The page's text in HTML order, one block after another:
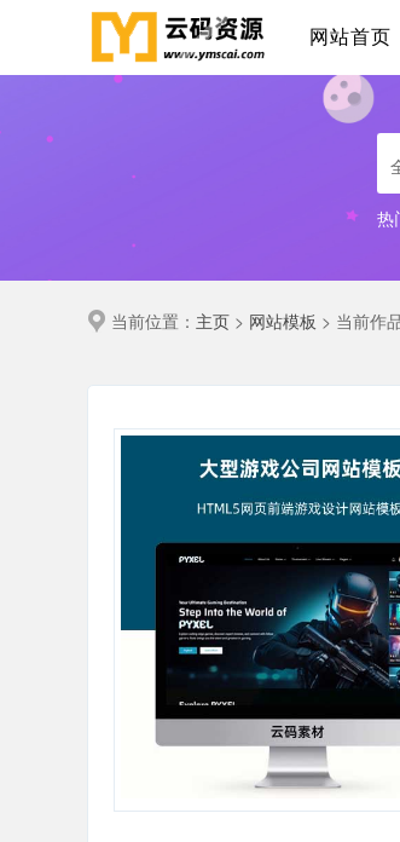
网站首页
热
当前位置： 主页 > 网站模板 > 当前作